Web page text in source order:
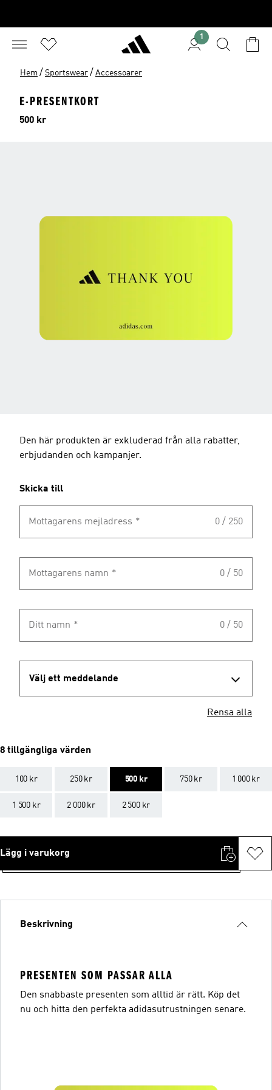
1
Hem / Sportswear / Accessoarer
E-PRESENTKORT
Pris
500 kr
Den här produkten är exkluderad från alla rabatter,
erbjudanden och kampanjer.
Skicka till
Mottagarens mejladress * 0 / 250
Mottagarens namn * 0 / 50
Ditt namn * 0 / 50
Välj ett meddelande
Rensa alla
8 tillgängliga värden
100 kr 250 kr 500 kr 750 kr 1 000 kr
1 500 kr 2 000 kr 2 500 kr
Lägg i varukorg
Beskrivning
PRESENTEN SOM PASSAR ALLA
Den snabbaste presenten som alltid är rätt. Köp det
nu och hitta den perfekta adidasutrustningen senare.